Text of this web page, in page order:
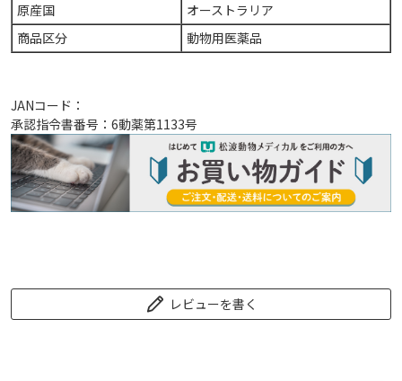
原産国
オーストラリア
商品区分
動物用医薬品
JANコード：
承認指令書番号：6動薬第1133号
レビューを書く